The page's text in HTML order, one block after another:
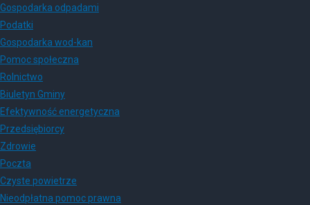
Gospodarka odpadami
Podatki
Gospodarka wod-kan
Pomoc społeczna
Rolnictwo
Biuletyn Gminy
Efektywność energetyczna
Przedsiębiorcy
Zdrowie
Poczta
Czyste powietrze
Nieodpłatna pomoc prawna